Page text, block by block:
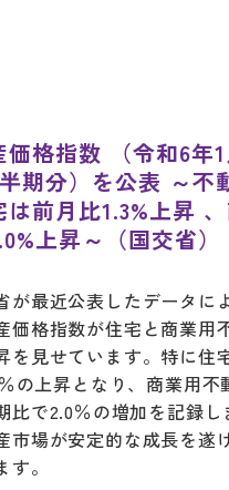
価格指数 （令和6年
期分）を公表 ～不
は前月比1.3%上昇
上昇～（国交省）
が最近公表したデータに
価格指数が住宅と商業用
を見せています。特に住
の上昇となり、商業用不
比で2.0％の増加を記録
市場が安定的な成長を遂
。